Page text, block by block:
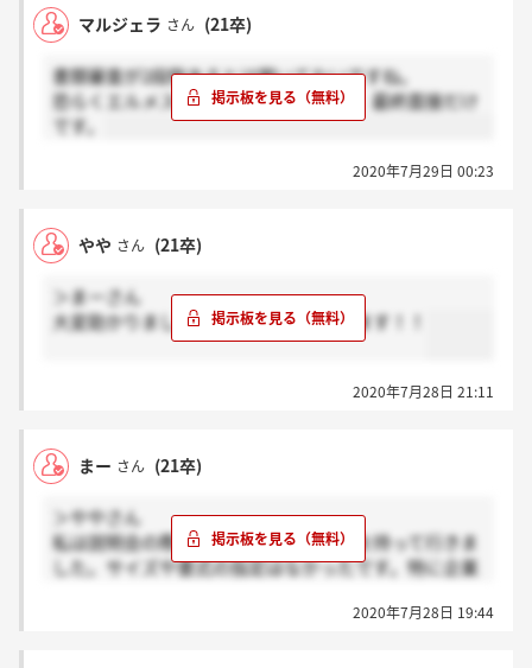
かりません、、、
マルジェラ さん (21卒)
書類審査が2段階あるとは聞いてないですね。
恐らくエルメスジャポンが関わるのは、最終面接だけ
です。
2020年7月29日 00:23
やや さん (21卒)
＞まーさん
大変助かりました！ありがとうございます！！
2020年7月28日 21:11
まー さん (21卒)
＞ややさん
私は説明会の際に、学校指定の履歴書を持って行きま
した。サイズや書式の指定はなかったです。特に企業
2020年7月28日 19:44